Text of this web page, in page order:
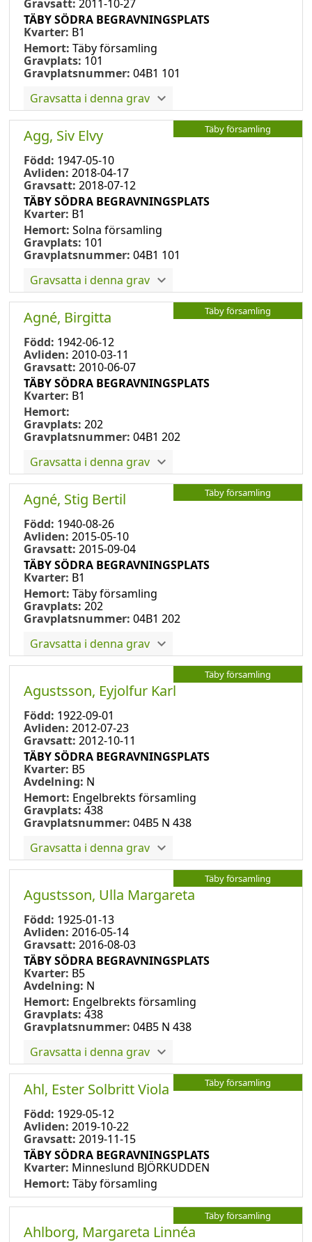
Gravsatt: 2011-10-27
TÄBY SÖDRA BEGRAVNINGSPLATS
Kvarter: B1
Hemort: Täby församling
Gravplats: 101
Gravplatsnummer: 04B1 101
Gravsatta i denna grav
Täby församling
Agg, Siv Elvy
Född: 1947-05-10
Avliden: 2018-04-17
Gravsatt: 2018-07-12
TÄBY SÖDRA BEGRAVNINGSPLATS
Kvarter: B1
Hemort: Solna församling
Gravplats: 101
Gravplatsnummer: 04B1 101
Gravsatta i denna grav
Täby församling
Agné, Birgitta
Född: 1942-06-12
Avliden: 2010-03-11
Gravsatt: 2010-06-07
TÄBY SÖDRA BEGRAVNINGSPLATS
Kvarter: B1
Hemort:
Gravplats: 202
Gravplatsnummer: 04B1 202
Gravsatta i denna grav
Täby församling
Agné, Stig Bertil
Född: 1940-08-26
Avliden: 2015-05-10
Gravsatt: 2015-09-04
TÄBY SÖDRA BEGRAVNINGSPLATS
Kvarter: B1
Hemort: Täby församling
Gravplats: 202
Gravplatsnummer: 04B1 202
Gravsatta i denna grav
Täby församling
Agustsson, Eyjolfur Karl
Född: 1922-09-01
Avliden: 2012-07-23
Gravsatt: 2012-10-11
TÄBY SÖDRA BEGRAVNINGSPLATS
Kvarter: B5
Avdelning: N
Hemort: Engelbrekts församling
Gravplats: 438
Gravplatsnummer: 04B5 N 438
Gravsatta i denna grav
Täby församling
Agustsson, Ulla Margareta
Född: 1925-01-13
Avliden: 2016-05-14
Gravsatt: 2016-08-03
TÄBY SÖDRA BEGRAVNINGSPLATS
Kvarter: B5
Avdelning: N
Hemort: Engelbrekts församling
Gravplats: 438
Gravplatsnummer: 04B5 N 438
Gravsatta i denna grav
Täby församling
Ahl, Ester Solbritt Viola
Född: 1929-05-12
Avliden: 2019-10-22
Gravsatt: 2019-11-15
TÄBY SÖDRA BEGRAVNINGSPLATS
Kvarter: Minneslund BJÖRKUDDEN
Hemort: Täby församling
Täby församling
Ahlborg, Margareta Linnéa